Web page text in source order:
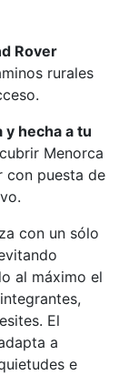
Rover
rurales
hecha a tu
Menorca
con puesta de
con un sólo
al máximo el
El
a
e